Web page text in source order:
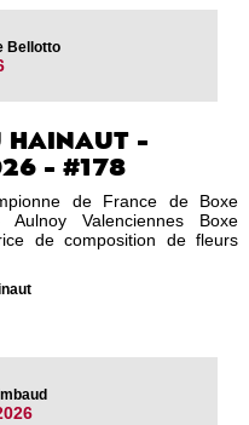
Bellotto
HAINAUT -
- #178
de France de Boxe
Valenciennes Boxe
de composition de fleurs